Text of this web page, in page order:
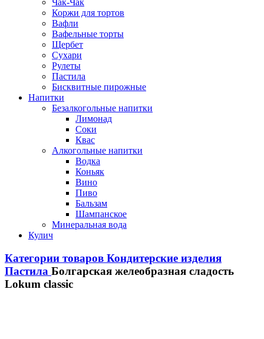
Чак-Чак
Коржи для тортов
Вафли
Вафельные торты
Щербет
Сухари
Рулеты
Пастила
Бисквитные пирожные
Напитки
Безалкогольные напитки
Лимонад
Соки
Квас
Алкогольные напитки
Водка
Коньяк
Вино
Пиво
Бальзам
Шампанское
Минеральная вода
Кулич
Категории товаров Кондитерские изделия
Пастила Болгарская желеобразная сладость
Lokum classic